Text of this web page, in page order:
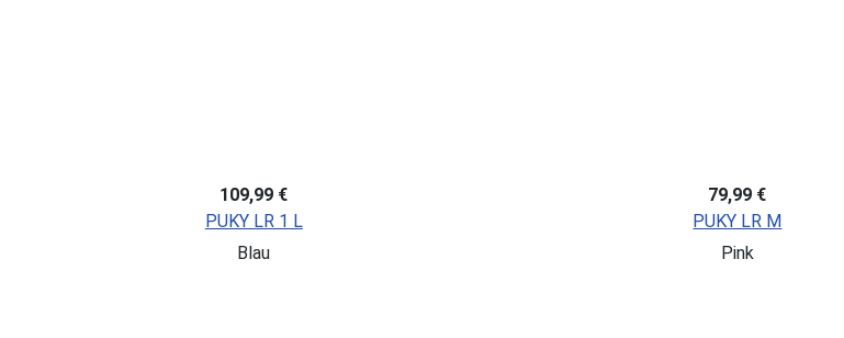
109,99 €
PUKY LR 1 L
Blau
79,99 €
PUKY LR M
Pink